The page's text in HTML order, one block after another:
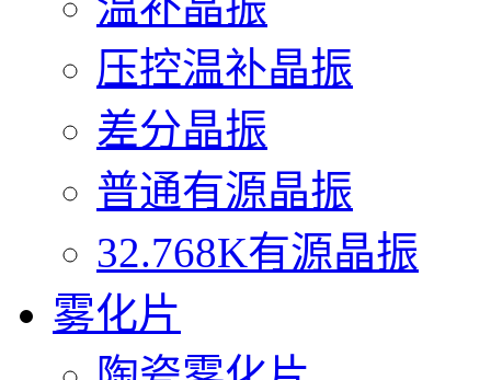
压控温补晶振
差分晶振
普通有源晶振
32.768K有源晶振
雾化片